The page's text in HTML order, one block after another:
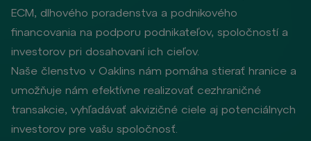
ECM, dlhového poradenstva a podnikového
financovania na podporu podnikateľov, spoločností a
investorov pri dosahovaní ich cieľov.
Naše členstvo v Oaklins nám pomáha stierať hranice a
umožňuje nám efektívne realizovať cezhraničné
transakcie, vyhľadávať akvizičné ciele aj potenciálnych
investorov pre vašu spoločnosť.